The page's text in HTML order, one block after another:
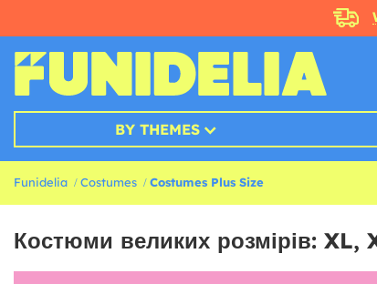
BY THEMES
Funidelia Costumes Costumes Plus Size
Костюми великих розмірів: XL,